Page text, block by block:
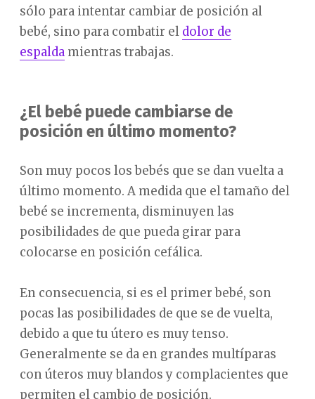
sólo para intentar cambiar de posición al
bebé, sino para combatir el dolor de
espaldamientras trabajas.
¿El bebé puede cambiarse de
posición en último momento?
Son muy pocos los bebés que se dan vuelta a
último momento. A medida que el tamaño del
bebé se incrementa, disminuyen las
posibilidades de que pueda girar para
colocarse en posición cefálica.
En consecuencia, si es el primer bebé, son
pocas las posibilidades de que se de vuelta,
debido a que tu útero es muy tenso.
Generalmente se da en grandes multíparas
con úteros muy blandos y complacientes que
permiten el cambio de posición.